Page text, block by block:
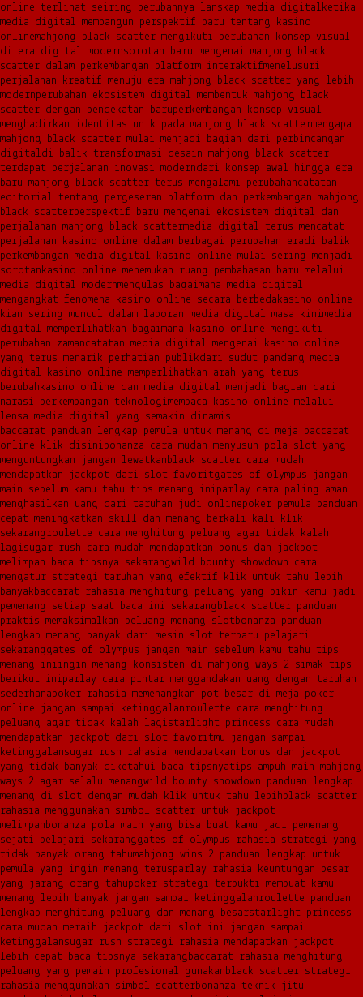
online terlihat seiring berubahnya lanskap media digital ketika
media digital membangun perspektif baru tentang kasino
onlinemahjong black scatter mengikuti perubahan konsep visual
di era digital modernsorotan baru mengenai mahjong black
scatter dalam perkembangan platform interaktifmenelusuri
perjalanan kreatif menuju era mahjong black scatter yang lebih
modernperubahan ekosistem digital membentuk mahjong black
scatter dengan pendekatan baruperkembangan konsep visual
menghadirkan identitas unik pada mahjong black scattermengapa
mahjong black scatter mulai menjadi bagian dari perbincangan
digitaldi balik transformasi desain mahjong black scatter
terdapat perjalanan inovasi moderndari konsep awal hingga era
baru mahjong black scatter terus mengalami perubahancatatan
editorial tentang pergeseran platform dan perkembangan mahjong
black scatterperspektif baru mengenai ekosistem digital dan
perjalanan mahjong black scattermedia digital terus mencatat
perjalanan kasino online dalam berbagai perubahan eradi balik
perkembangan media digital kasino online mulai sering menjadi
sorotan kasino online menemukan ruang pembahasan baru melalui
media digital modernmengulas bagaimana media digital
mengangkat fenomena kasino online secara berbeda kasino online
kian sering muncul dalam laporan media digital masa kinimedia
digital memperlihatkan bagaimana kasino online mengikuti
perubahan zamancatatan media digital mengenai kasino online
yang terus menarik perhatian publikdari sudut pandang media
digital kasino online memperlihatkan arah yang terus
berubah kasino online dan media digital menjadi bagian dari
narasi perkembangan teknologimembaca kasino online melalui
lensa media digital yang semakin dinamis
baccarat panduan lengkap pemula untuk menang di meja baccarat
online klik disini bonanza cara mudah menyusun pola slot yang
menguntungkan jangan lewatkan black scatter cara mudah
mendapatkan jackpot dari slot favoritgates of olympus jangan
main sebelum kamu tahu tips menang iniparlay cara paling aman
menghasilkan uang dari taruhan judi onlinepoker pemula panduan
cepat meningkatkan skill dan menang berkali kali klik
sekarangroulette cara menghitung peluang agar tidak kalah
lagisugar rush cara mudah mendapatkan bonus dan jackpot
melimpah baca tipsnya sekarangwild bounty showdown cara
mengatur strategi taruhan yang efektif klik untuk tahu lebih
banyak baccarat rahasia menghitung peluang yang bikin kamu jadi
pemenang setiap saat baca ini sekarang black scatter panduan
praktis memaksimalkan peluang menang slotbonanza panduan
lengkap menang banyak dari mesin slot terbaru pelajari
sekaranggates of olympus jangan main sebelum kamu tahu tips
menang iniingin menang konsisten di mahjong ways 2 simak tips
berikut iniparlay cara pintar menggandakan uang dengan taruhan
sederhanapoker rahasia memenangkan pot besar di meja poker
online jangan sampai ketinggalanroulette cara menghitung
peluang agar tidak kalah lagistarlight princess cara mudah
mendapatkan jackpot dari slot favoritmu jangan sampai
ketinggalansugar rush rahasia mendapatkan bonus dan jackpot
yang tidak banyak diketahui baca tipsnyatips ampuh main mahjong
ways 2 agar selalu menangwild bounty showdown panduan lengkap
menang di slot dengan mudah klik untuk tahu lebih black scatter
rahasia menggunakan simbol scatter untuk jackpot
melimpah bonanza pola main yang bisa buat kamu jadi pemenang
sejati pelajari sekaranggates of olympus rahasia strategi yang
tidak banyak orang tahumahjong wins 2 panduan lengkap untuk
pemula yang ingin menang terusparlay rahasia keuntungan besar
yang jarang orang tahupoker strategi terbukti membuat kamu
menang lebih banyak jangan sampai ketinggalanroulette panduan
lengkap menghitung peluang dan menang besarstarlight princess
cara mudah meraih jackpot dari slot ini jangan sampai
ketinggalansugar rush strategi rahasia mendapatkan jackpot
lebih cepat baca tipsnya sekarang baccarat rahasia menghitung
peluang yang pemain profesional gunakan black scatter strategi
rahasia menggunakan simbol scatterbonanza teknik jitu